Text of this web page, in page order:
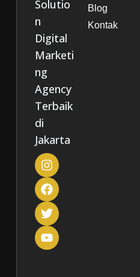
Solutio
n
Digital
Marketi
ng
Agency
Terbaik
di
Jakarta
Blog
Kontak